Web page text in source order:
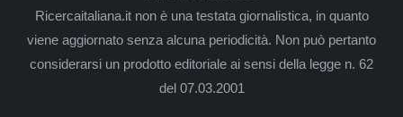
Ricercaitaliana.it non è una testata giornalistica, in quanto
viene aggiornato senza alcuna periodicità. Non può pertanto
considerarsi un prodotto editoriale ai sensi della legge n. 62
del 07.03.2001